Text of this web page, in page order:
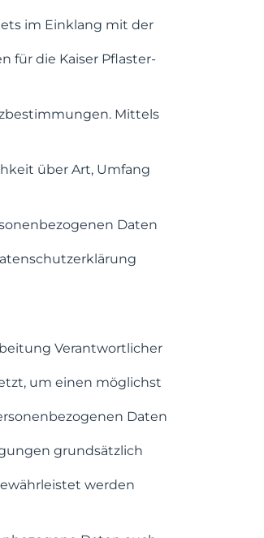
im Einklang mit der
für die Kaiser Pflaster-
Mittels
über Art, Umfang
Daten
Verantwortlicher
um einen möglichst
Daten
grundsätzlich
werden